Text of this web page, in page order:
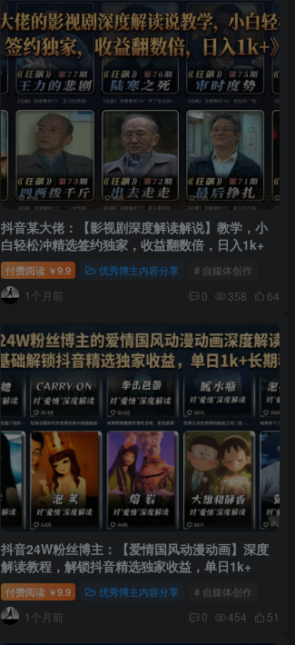
小说推文：曼波推文玩法，起号快，流量猛，一天收益1k+ “不略”爆火简笔画书单号项目拆解，利用AI快速制作简笔画书单视频
抖音某大佬：【影视剧深度解读解说】教学，小
白轻松冲精选签约独家，收益翻数倍，日入1k+
付费阅读 ￥9.9 优秀博主内容分享 # 自媒体创作
1个月前 0 358 64
抖音24W粉丝博主：【爱情国风动漫动画】深度
解读教程，解锁抖音精选独家收益，单日1k+
付费阅读 ￥9.9 优秀博主内容分享 # 自媒体创作
1个月前 0 454 51